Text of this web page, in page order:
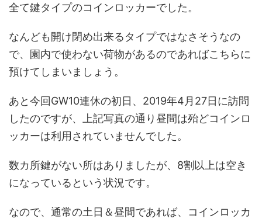
全て鍵タイプのコインロッカーでした。
なんども開け閉め出来るタイプではなさそうなの
で、園内で使わない荷物があるのであればこちらに
預けてしまいましょう。
あと今回GW10連休の初日、2019年4月27日に訪問
したのですが、上記写真の通り昼間は殆どコインロ
ッカーは利用されていませんでした。
数カ所鍵がない所はありましたが、8割以上は空き
になっているという状況です。
なので、通常の土日＆昼間であれば、コインロッカ